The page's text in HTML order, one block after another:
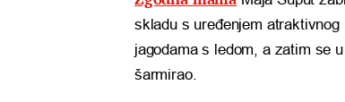
skladu s uređenjem
jagodama s ledom, a zatim se
šarmirao.